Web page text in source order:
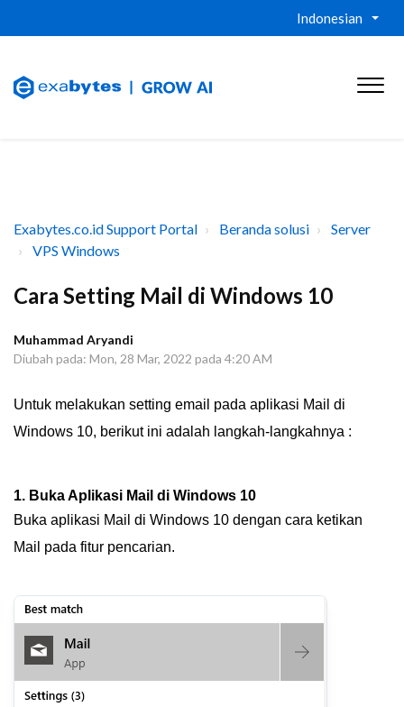
Indonesian
Exabytes.co.id Support Portal Beranda solusi
Server
VPS Windows
Cara Setting Mail di Windows 10
Muhammad Aryandi
Diubah pada: Mon, 28 Mar, 2022 pada 4:20 AM
Untuk melakukan setting email pada aplikasi Mail di
Windows 10, berikut ini adalah langkah-langkahnya :
1. Buka Aplikasi Mail di Windows 10
Buka aplikasi Mail di Windows 10 dengan cara ketikan
Mail pada fitur pencarian.